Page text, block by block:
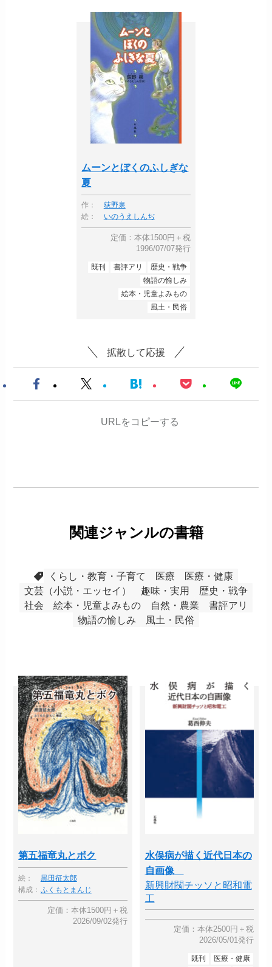
ムーンとぼくのふしぎな
夏
作：
荻野泉
絵：
いのうえしんぢ
定価：本体1500円＋税
1996/07/07発行
既刊 書評アリ
歴史・戦争
物語の愉しみ
絵本・児童よみもの
風土・民俗
拡散して応援
URLをコピーする
関連ジャンルの書籍
くらし・教育・子育て 医療
医療・健康
文芸（小説・エッセイ）
趣味・実用
歴史・戦争
社会
絵本・児童よみもの 自然・農業
書評アリ
物語の愉しみ
風土・民俗
第五福竜丸とボク
絵：
黒田征太郎
構成： ふくもとまんじ
定価：本体1500円＋税
2026/09/02発行
水俣病が描く近代日本の
自画像
新興財閥チッソと昭和電
工
定価：本体2500円＋税
2026/05/01発行
既刊
医療・健康